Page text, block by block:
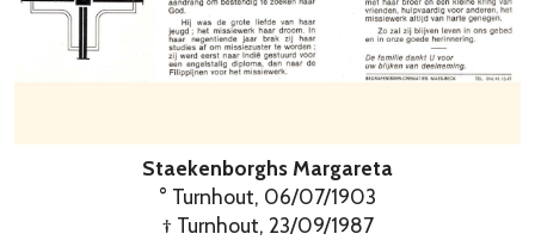
Staekenborghs Margareta
° Turnhout, 06/07/1903
† Turnhout, 23/09/1987